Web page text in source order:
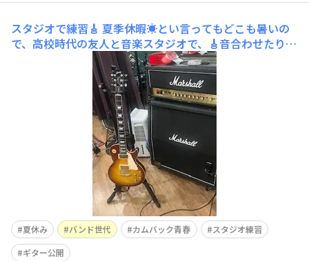
スタジオで練習🎸 夏季休暇☀とい言ってもどこも暑いの
で、高校時代の友人と音楽スタジオで、🎸音合わせたりし
て遊んでました♪ 高校生や大学生風な子たちがスタジオ
の控室で談笑している同じ空間にいたので、青春が少し返
ってきた感覚でした✨
夏休み バンド世代 カムバック青春
スタジオ練習
ギター公開